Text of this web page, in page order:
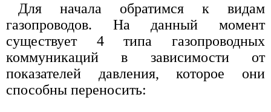
Для начала обратимся к видам
газопроводов. На данный момент
существует 4 типа газопроводных
коммуникаций в зависимости от
показателей давления, которое они
способны переносить: